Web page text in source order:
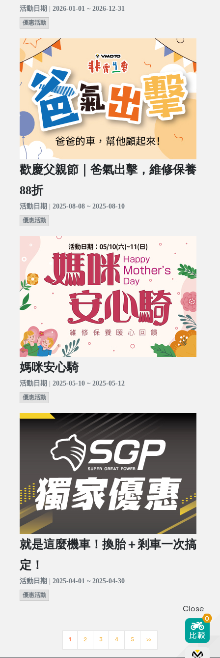
活動日期 | 2026-01-01 ~ 2026-12-31
優惠活動
歡慶父親節｜爸氣出擊，維修保養
88折
活動日期 | 2025-08-08 ~ 2025-08-10
優惠活動
媽咪安心騎
活動日期 | 2025-05-10 ~ 2025-05-12
優惠活動
就是這麼機車！換胎＋剎車一次搞
定！
活動日期 | 2025-04-01 ~ 2025-04-30
優惠活動
1 2 3 4 5 >>
Close
0